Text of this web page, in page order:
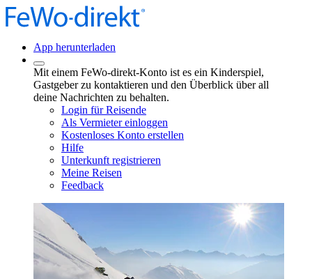
App herunterladen
Mit einem FeWo-direkt-Konto ist es ein Kinderspiel,
Gastgeber zu kontaktieren und den Überblick über all
deine Nachrichten zu behalten.
Login für Reisende
Als Vermieter einloggen
Kostenloses Konto erstellen
Hilfe
Unterkunft registrieren
Meine Reisen
Feedback